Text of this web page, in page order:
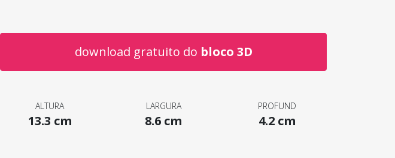
download gratuito do bloco 3D
ALTURA
13.3 cm
LARGURA
8.6 cm
PROFUND
4.2 cm